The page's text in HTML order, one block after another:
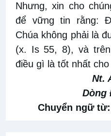
Nhưng, xin cho
để vững tin rằng:
Đ
Chúa không phải là
(x. Is 55, 8), vàtrên
điều gì là tốt nhất
Nt.
Dòng
Chuyển ngữ từ: